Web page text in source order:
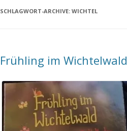
SCHLAGWORT-ARCHIVE: WICHTEL
Frühling im Wichtelwald